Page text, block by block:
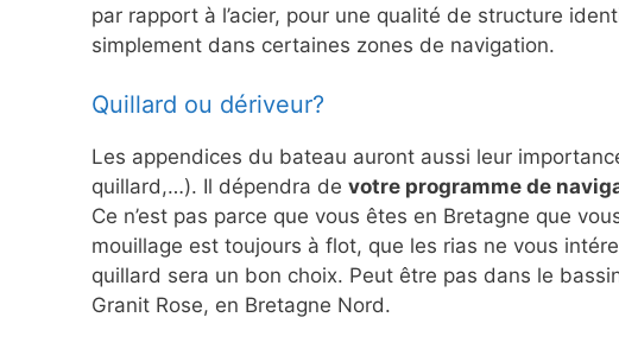
par rapport à l’acier, pour une qualité de structure
simplement dans certaines zones de navigation.
Quillard ou dériveur?
Les appendices du bateau auront aussi leur
quillard,…). Il dépendra de votre programme de
Ce n’est pas parce que vous êtes en Bretagne que
mouillage est toujours à flot, que les rias ne vous
quillard sera un bon choix. Peut être pas dans le
Granit Rose, en Bretagne Nord.